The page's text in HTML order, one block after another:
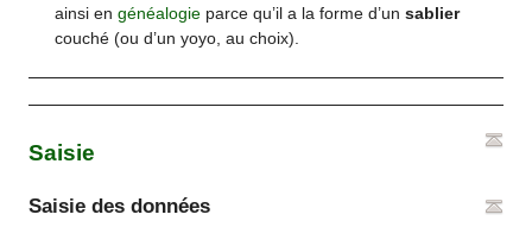
ainsi en généalogieparce qu’il a la forme d’un sablier
couché (ou d’un yoyo, au choix).
Saisie
Saisie des données